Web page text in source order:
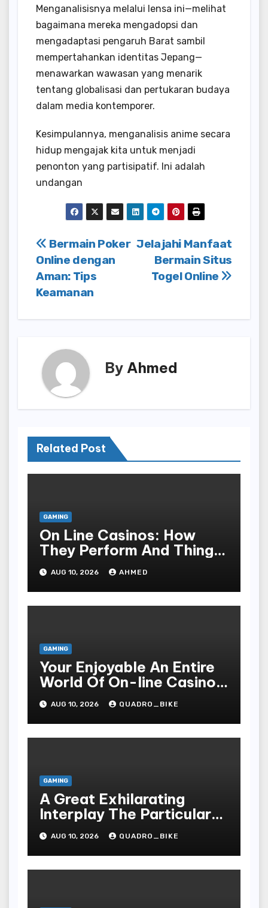
Menganalisisnya melalui lensa ini—melihat
bagaimana mereka mengadopsi dan
mengadaptasi pengaruh Barat sambil
mempertahankan identitas Jepang—
menawarkan wawasan yang menarik
tentang globalisasi dan pertukaran budaya
dalam media kontemporer.
Kesimpulannya, menganalisis anime secara
hidup mengajak kita untuk menjadi
penonton yang partisipatif. Ini adalah
undangan
Post
navigation
Jelajahi Manfaat
Bermain Situs
Togel Online
Bermain Poker
Online dengan
Aman: Tips
Keamanan
By Ahmed
Related Post
GAMING
On Line Casinos: How
They Perform And Things
To Assume
AUG 10, 2026 AHMED
GAMING
Your Enjoyable An Entire
World Of On-line Casinos
Some Sort Of Entry To Be
Able To Unparalleled
Thrills
AUG 10, 2026 QUADRO_BIKE
GAMING
A Great Exhilarating
Interplay The Particular
Essential Technicalities
Of Your Casino
AUG 10, 2026 QUADRO_BIKE